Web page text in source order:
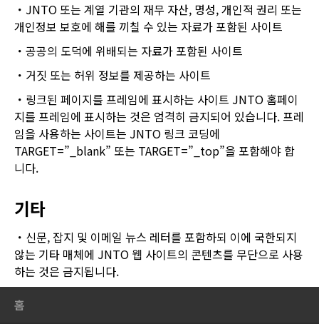
JNTO 또는 계열 기관의 재무 자산, 명성, 개인적 권리 또는
개인정보 보호에 해를 끼칠 수 있는 자료가 포함된 사이트
공공의 도덕에 위배되는 자료가 포함된 사이트
거짓 또는 허위 정보를 제공하는 사이트
링크된 페이지를 프레임에 표시하는 사이트 JNTO 홈페이
지를 프레임에 표시하는 것은 엄격히 금지되어 있습니다. 프레
임을 사용하는 사이트는 JNTO 링크 코딩에
TARGET=”_blank” 또는 TARGET=”_top”을 포함해야 합
니다.
기타
신문, 잡지 및 이메일 뉴스 레터를 포함하되 이에 국한되지
않는 기타 매체에 JNTO 웹 사이트의 콘텐츠를 무단으로 사용
하는 것은 금지됩니다.
홈